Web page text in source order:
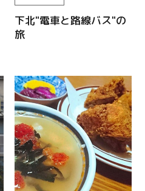
下北"電車と路線バス"の
旅